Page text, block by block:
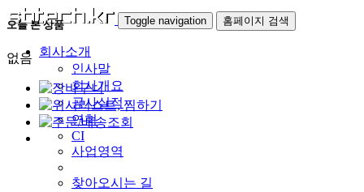
Toggle navigation 홈페이지 검색
회사소개
인사말
회사개요
공사실적
연혁
CI
사업영역
찾아오시는 길
오늘 본 상품
없음